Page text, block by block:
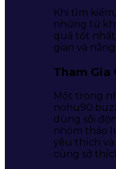
Khi tìm
những từ
quả tốt
gian và
Tham Gia
Một trong
dùng sôi
nhóm thảo
yêu thích
cùng sở